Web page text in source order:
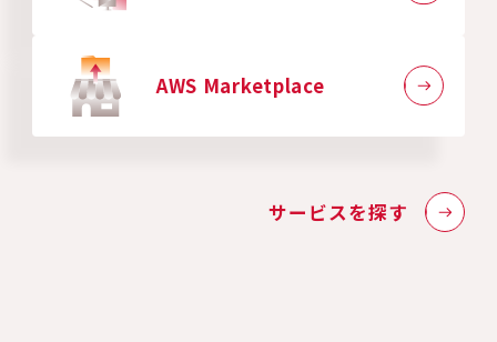
AWS Marketplace
サービスを探す